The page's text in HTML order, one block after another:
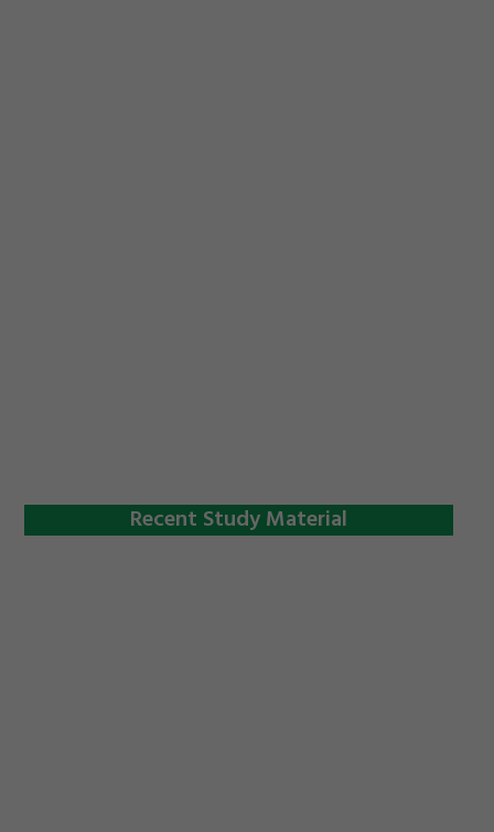
Recent Study Material